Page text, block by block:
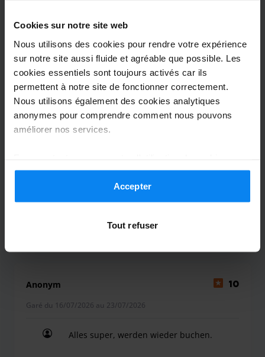
Cookies sur notre site web
Nous utilisons des cookies pour rendre votre expérience
sur notre site aussi fluide et agréable que possible. Les
cookies essentiels sont toujours activés car ils
permettent à notre site de fonctionner correctement.
Nous utilisons également des cookies analytiques
anonymes pour comprendre comment nous pouvons
améliorer nos services.
conformément aux règles en vigueur dans votre pays,
mais vous pouvez modifier vos paramètres à tout
moment. Pour plus de détails, consultez notrePolitique
Accepter
Tout refuser
Voiturier extérieur 28 juillet 2026
Leif Kuske
Garé du 17/07/2026 au 25/07/2026
pünktlich geklappt. Sehr freundliche
Mitarbeiter.
Hat alles wunderbar problemlos und pünktlich
Anonym 10
Garé du 16/07/2026 au 23/07/2026
Alles super, werden wieder buchen.